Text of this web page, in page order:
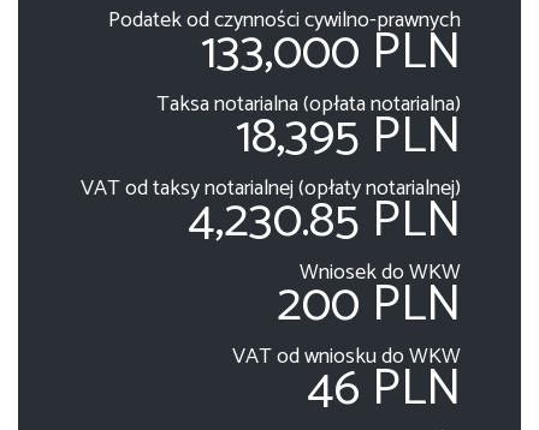
Podatek od czynności cywilno-prawnych
133,000 PLN
Taksa notarialna (opłata notarialna)
18,395 PLN
VAT od taksy notarialnej (opłaty notarialnej)
4,230.85 PLN
Wniosek do WKW
200 PLN
VAT od wniosku do WKW
46 PLN